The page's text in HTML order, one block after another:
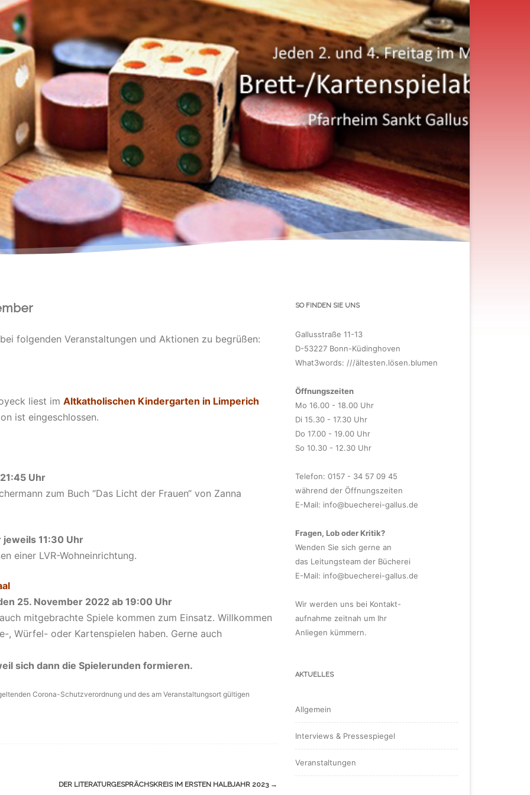
folgenden Veranstaltungen und Aktionen zu begrüßen:
liest im Altkatholischen Kindergarten in Limperich
ist eingeschlossen.
Uhr
zum Buch “Das Licht der Frauen“ von Zanna
11:30 Uhr
einer LVR-Wohneinrichtung.
25. November 2022 ab 19:00 Uhr
mitgebrachte Spiele kommen zum Einsatz. Willkommen
, Würfel- oder Kartenspielen haben. Gerne auch
sich dann die Spielerunden formieren.
Corona-Schutzverordnung und des am Veranstaltungsort gültigen
DER LITERATURGESPRÄCHSKREIS IM ERSTEN HALBJAHR 2023 →
SO FINDEN SIE UNS
Gallusstraße 11-13
D-53227 Bonn-Küdinghoven
What3words: ///ältesten.lösen.blumen
Öffnungszeiten
Mo 16.00 - 18.00 Uhr
Di 15.30 - 17.30 Uhr
Do 17.00 - 19.00 Uhr
So 10.30 - 12.30 Uhr
Telefon: 0157 - 34 57 09 45
während der Öffnungszeiten
E-Mail: info@buecherei-gallus.de
Fragen, Lob oder Kritik?
Wenden Sie sich gerne an
das Leitungsteam der Bücherei
E-Mail: info@buecherei-gallus.de
Wir werden uns bei Kontakt-
aufnahme zeitnah um Ihr
Anliegen kümmern.
AKTUELLES
Allgemein
Interviews & Pressespiegel
Veranstaltungen